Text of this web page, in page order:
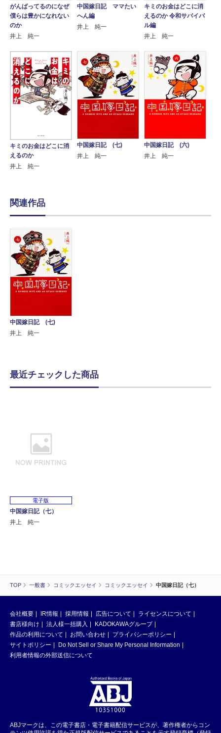
TOP 一般書 コミックエッセイ コミックエッセイ 中国嫁日記（七）
がんばってるのになぜ
僕らは豊かになれない
のか
井上 純一
中国嫁日記 ママたい
へん編
井上 純一
キミのお金はどこに消
えるのか 令和サバイバ
ル編
井上 純一
キミのお金はどこに消
えるのか
井上 純一
中国嫁日記 (七)
井上 純一
中国嫁日記 (六)
井上 純一
関連作品
中国嫁日記 (七)
井上 純一
最近チェックした商品
電子版
中国嫁日記（七）
井上 純一
会社概要 IR情報 採用情報 広告について
ライセンスについて
書店様向け
法人様一括購入
KADOKAWAグループ
作品の利用について
お問い合わせ
プライバシーポリシー
サイトポリシー
Do Not Sell or Share My Personal Information
利用者情報の外部送信について
ABJマークは、この電子書店・電子書籍配信サービスが、著作権者からコン